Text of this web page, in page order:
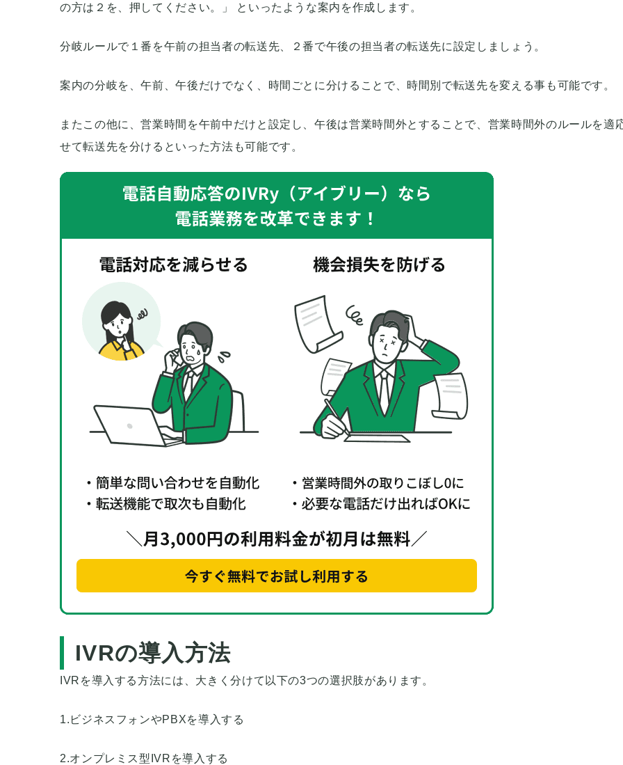
の方は２を、押してください。」 といったような案内を作成します。
分岐ルールで１番を午前の担当者の転送先、２番で午後の担当者の転送先に設定しましょう。
案内の分岐を、午前、午後だけでなく、時間ごとに分けることで、時間別で転送先を変える事も可能です。
またこの他に、営業時間を午前中だけと設定し、午後は営業時間外とすることで、営業時間外のルールを適
せて転送先を分けるといった方法も可能です。
IVRの導入方法
IVRを導入する方法には、大きく分けて以下の3つの選択肢があります。
1.ビジネスフォンやPBXを導入する
2.オンプレミス型IVRを導入する